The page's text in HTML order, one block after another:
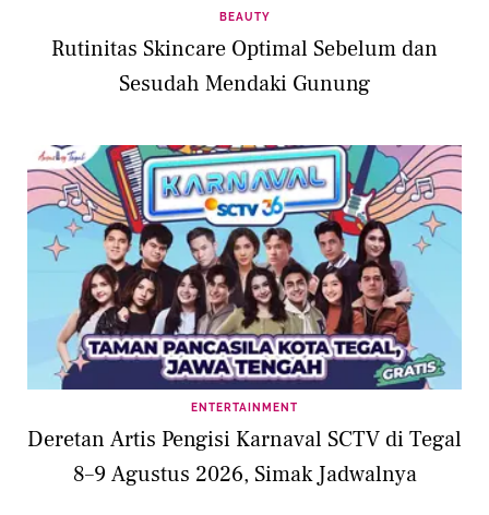
BEAUTY
Rutinitas Skincare Optimal Sebelum dan
Sesudah Mendaki Gunung
ENTERTAINMENT
Deretan Artis Pengisi Karnaval SCTV di Tegal
8–9 Agustus 2026, Simak Jadwalnya